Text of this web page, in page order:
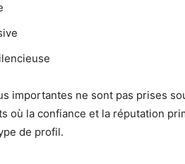
importantes ne sont pas prises
où la confiance et la réputation
de profil.